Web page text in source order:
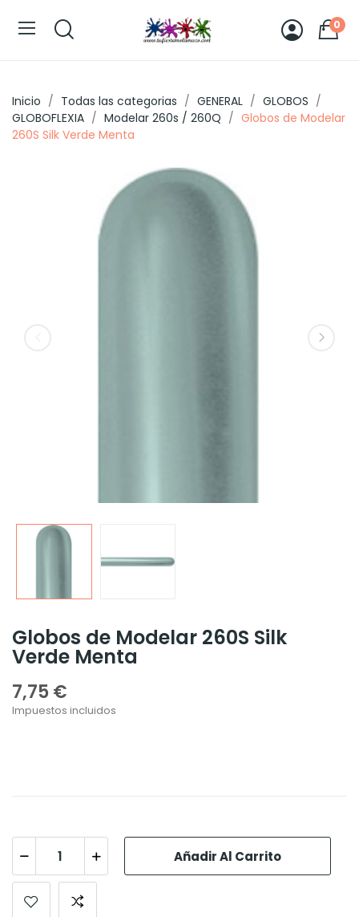
0
Inicio Todas las categorias GENERAL
GLOBOS
GLOBOFLEXIA
Modelar 260s / 260Q
Globos de Modelar
260S Silk Verde Menta
Globos de Modelar 260S Silk
Verde Menta
7,75 €
Impuestos incluidos
Añadir Al Carrito